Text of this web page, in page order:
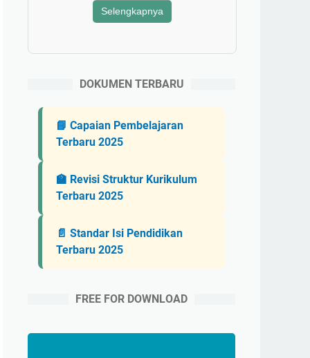
Selengkapnya
DOKUMEN TERBARU
📘 Capaian Pembelajaran
Terbaru 2025
🏫 Revisi Struktur Kurikulum
Terbaru 2025
📄 Standar Isi Pendidikan
Terbaru 2025
FREE FOR DOWNLOAD